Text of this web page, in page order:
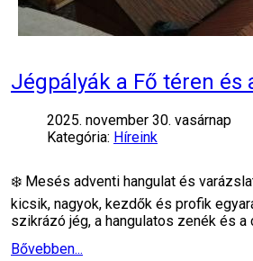
Jégpályák a Fő téren és
2025. november 30. vasárnap
Kategória: Híreink
❄️ Mesés adventi hangulat és
kicsik, nagyok, kezdők és profik
szikrázó jég, a hangulatos zenék és
Bővebben...